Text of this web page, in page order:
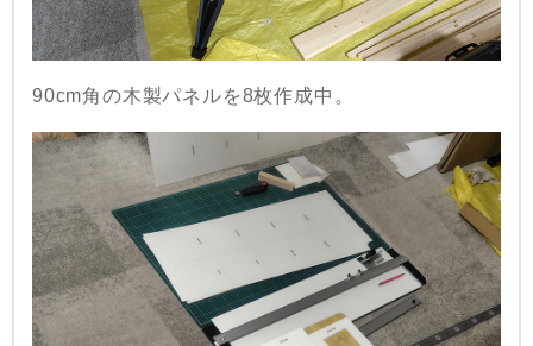
90cm角の木製パネルを8枚作成中。